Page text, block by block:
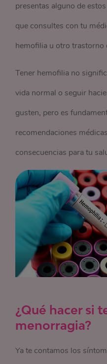
presentas alguno de
que consultes con tu
hemofilia u otro trastorno
Tener hemofilia no
vida normal o seguir
gusten, pero es
recomendaciones
consecuencias para tu
¿Qué hacer si
menorragia?
Ya te contamos los